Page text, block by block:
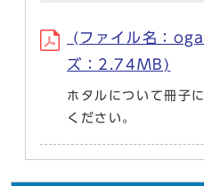
(ファイル名：
ズ：2.74MB)
ホタルについて冊子
ください。